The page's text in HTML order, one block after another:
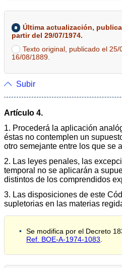
Última actualización,
partir del 29/07/1974.
Texto original, publicado el
16/08/1889.
Subir
Artículo 4.
1. Procederá la aplicación
éstas no contemplen un
otro semejante entre los que se
2. Las leyes penales, las
temporal no se aplicarán a
distintos de los comprendidos
3. Las disposiciones de este
supletorias en las materias
Se modifica por el Decreto
Ref. BOE-A-1974-1083